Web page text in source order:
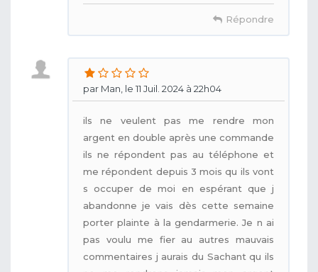
Répondre
par Man, le 11 Juil. 2024 à 22h04
ils ne veulent pas me rendre mon
argent en double après une commande
ils ne répondent pas au téléphone et
me répondent depuis 3 mois qu ils vont
s occuper de moi en espérant que j
abandonne je vais dès cette semaine
porter plainte à la gendarmerie. Je n ai
pas voulu me fier au autres mauvais
commentaires j aurais du Sachant qu ils